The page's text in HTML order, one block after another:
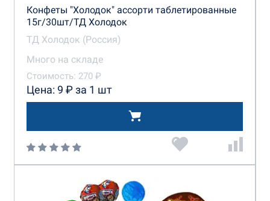
Конфеты "Холодок" ассорти таблетированные
15г/30шт/ТД Холодок
ТД Холодок (Россия)
Много на складе
Стоимость: 270 ₽
Цена: 9 ₽ за 1 шт